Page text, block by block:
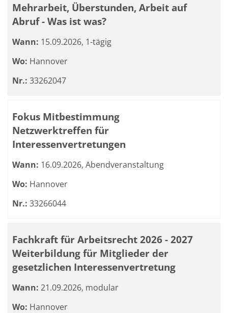
Mehrarbeit, Überstunden, Arbeit auf
Abruf - Was ist was?
Wann: 15.09.2026, 1-tägig
Wo: Hannover
Nr.: 33262047
Fokus Mitbestimmung
Netzwerktreffen für
Interessenvertretungen
Wann: 16.09.2026, Abendveranstaltung
Wo: Hannover
Nr.: 33266044
Fachkraft für Arbeitsrecht 2026 - 2027
Weiterbildung für Mitglieder der
gesetzlichen Interessenvertretung
Wann: 21.09.2026, modular
Wo: Hannover